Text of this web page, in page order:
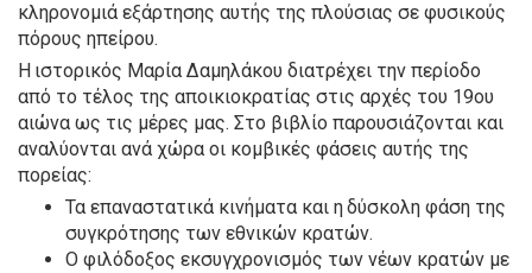
κληρονομιά εξάρτησης αυτής της πλούσιας σε φυσικούς
πόρους ηπείρου.
Η ιστορικός Μαρία Δαμηλάκου διατρέχει την περίοδο
από το τέλος της αποικιοκρατίας στις αρχές του 19ου
αιώνα ως τις μέρες μας. Στο βιβλίο παρουσιάζονται και
αναλύονται ανά χώρα οι κομβικές φάσεις αυτής της
πορείας:
Τα επαναστατικά κινήματα και η δύσκολη φάση της
συγκρότησης των εθνικών κρατών.
Ο φιλόδοξος εκσυγχρονισμός των νέων κρατών με